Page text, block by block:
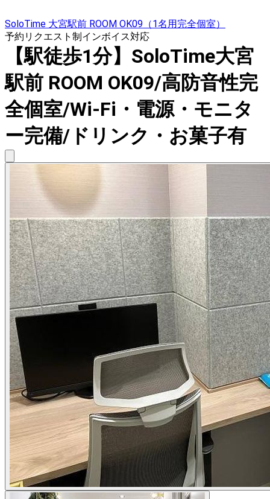
SoloTime 大宮駅前 ROOM OK09（1名用完全個室）
予約リクエスト制インボイス対応
【駅徒歩1分】SoloTime大宮
駅前 ROOM OK09/高防音性完
全個室/Wi-Fi・電源・モニタ
ー完備/ドリンク・お菓子有